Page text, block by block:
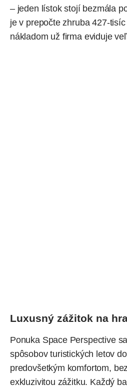
– jeden lístok stojí bezmála
je v prepočte zhruba 427-
nákladom už firma eviduje
Luxusný zážitok na
Ponuka Space Perspective
spôsobov turistických letov
predovšetkým komfortom,
exkluzivitou zážitku. Každý